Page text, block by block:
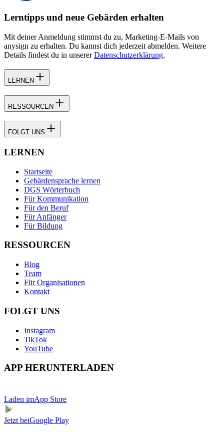
Lerntipps und neue Gebärden erhalten
Mit deiner Anmeldung stimmst du zu, Marketing-E-Mails von
anysign zu erhalten. Du kannst dich jederzeit abmelden. Weitere
Details findest du in unserer Datenschutzerklärung.
LERNEN
RESSOURCEN
FOLGT UNS
LERNEN
Startseite
Gebärdensprache lernen
DGS Wörterbuch
Für Kommunikation
Für den Beruf
Für Anfänger
Für Bildung
RESSOURCEN
Blog
Team
Für Organisationen
Kontakt
FOLGT UNS
Instagram
TikTok
YouTube
APP HERUNTERLADEN
Laden imApp Store
Jetzt beiGoogle Play